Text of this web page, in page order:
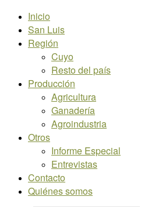
Inicio
San Luis
Región
Cuyo
Resto del país
Producción
Agricultura
Ganadería
Agroindustria
Otros
Informe Especial
Entrevistas
Contacto
Quiénes somos